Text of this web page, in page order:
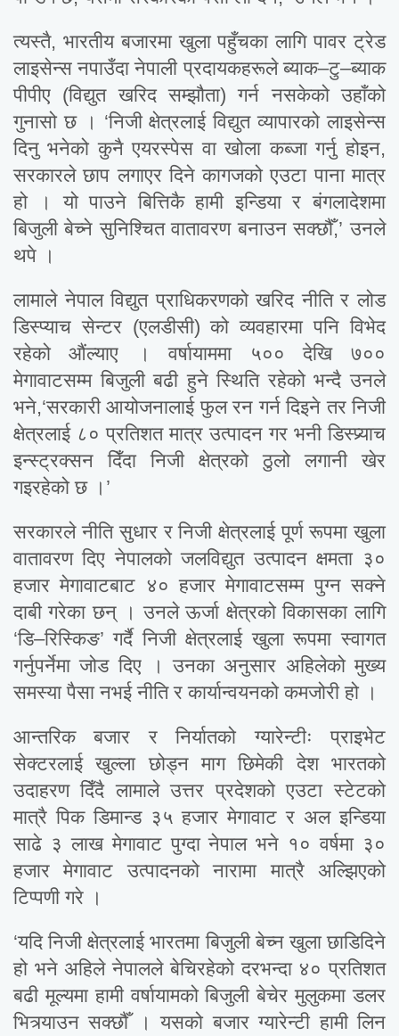
त्यस्तै, भारतीय बजारमा खुला पहुँचका लागि पावर ट्रेड
लाइसेन्स नपाउँदा नेपाली प्रदायकहरूले ब्याक–टु–ब्याक
पीपीए (विद्युत खरिद सम्झौता) गर्न नसकेको उहाँको
गुनासो छ । ‘निजी क्षेत्रलाई विद्युत व्यापारको लाइसेन्स
दिनु भनेको कुनै एयरस्पेस वा खोला कब्जा गर्नु होइन,
सरकारले छाप लगाएर दिने कागजको एउटा पाना मात्र
हो । यो पाउने बित्तिकै हामी इन्डिया र बंगलादेशमा
बिजुली बेच्ने सुनिश्चित वातावरण बनाउन सक्छौँ,’ उनले
थपे ।
लामाले नेपाल विद्युत प्राधिकरणको खरिद नीति र लोड
डिस्प्याच सेन्टर (एलडीसी) को व्यवहारमा पनि विभेद
रहेको औंल्याए । वर्षायाममा ५०० देखि ७००
मेगावाटसम्म बिजुली बढी हुने स्थिति रहेको भन्दै उनले
भने,‘सरकारी आयोजनालाई फुल रन गर्न दिइने तर निजी
क्षेत्रलाई ८० प्रतिशत मात्र उत्पादन गर भनी डिस्प्र्याच
इन्स्ट्रक्सन दिँदा निजी क्षेत्रको ठुलो लगानी खेर
गइरहेको छ ।’
सरकारले नीति सुधार र निजी क्षेत्रलाई पूर्ण रूपमा खुला
वातावरण दिए नेपालको जलविद्युत उत्पादन क्षमता ३०
हजार मेगावाटबाट ४० हजार मेगावाटसम्म पुग्न सक्ने
दाबी गरेका छन् । उनले ऊर्जा क्षेत्रको विकासका लागि
‘डि–रिस्किङ’ गर्दै निजी क्षेत्रलाई खुला रूपमा स्वागत
गर्नुपर्नेमा जोड दिए । उनका अनुसार अहिलेको मुख्य
समस्या पैसा नभई नीति र कार्यान्वयनको कमजोरी हो ।
आन्तरिक बजार र निर्यातको ग्यारेन्टीः प्राइभेट
सेक्टरलाई खुल्ला छोड्न माग छिमेकी देश भारतको
उदाहरण दिँदै लामाले उत्तर प्रदेशको एउटा स्टेटको
मात्रै पिक डिमान्ड ३५ हजार मेगावाट र अल इन्डिया
साढे ३ लाख मेगावाट पुग्दा नेपाल भने १० वर्षमा ३०
हजार मेगावाट उत्पादनको नारामा मात्रै अल्झिएको
टिप्पणी गरे ।
‘यदि निजी क्षेत्रलाई भारतमा बिजुली बेच्न खुला छाडिदिने
हो भने अहिले नेपालले बेचिरहेको दरभन्दा ४० प्रतिशत
बढी मूल्यमा हामी वर्षायामको बिजुली बेचेर मुलुकमा डलर
भित्र्याउन सक्छौँ । यसको बजार ग्यारेन्टी हामी लिन